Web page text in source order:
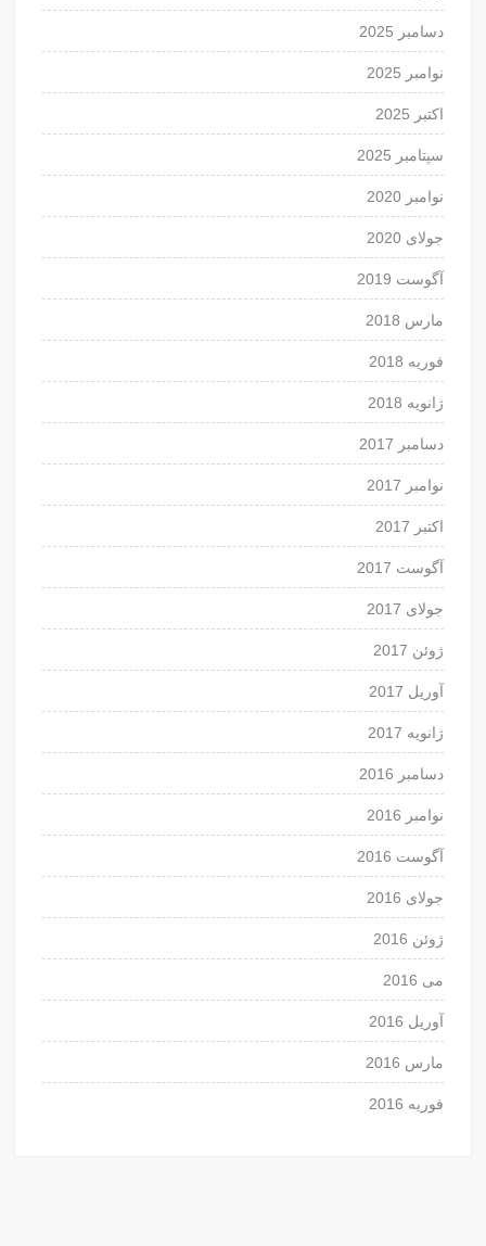
دسامبر 2025
نوامبر 2025
اکتبر 2025
سپتامبر 2025
نوامبر 2020
جولای 2020
آگوست 2019
مارس 2018
فوریه 2018
ژانویه 2018
دسامبر 2017
نوامبر 2017
اکتبر 2017
آگوست 2017
جولای 2017
ژوئن 2017
آوریل 2017
ژانویه 2017
دسامبر 2016
نوامبر 2016
آگوست 2016
جولای 2016
ژوئن 2016
می 2016
آوریل 2016
مارس 2016
فوریه 2016